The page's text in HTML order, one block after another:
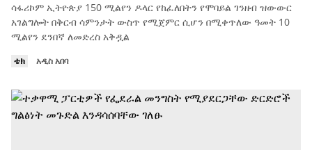
ሳፋሪኮም ኢትዮጵያ 150 ሚልየን ዶላር የከፈለበትን የሞባይል ገንዘብ ዝውውር
አገልግሎት በቅርብ ሳምንታት ውስጥ የሚጀምር ሲሆን በሚቀጥለው ዓመት 10
ሚልየን ደንበኛ ለመድረስ አቅዷል
ቴክ አዲስ አበባ